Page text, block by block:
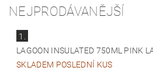
NEJPRODÁVANĚJŠÍ
1.
LAGOON INSULATED 750ML PINK
SKLADEM POSLEDNÍ KUS